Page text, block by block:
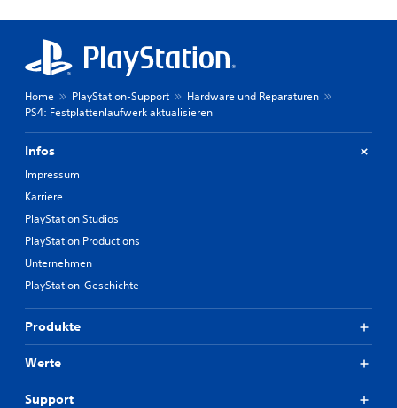
Home PlayStation-Support
Hardware und Reparaturen
PS4: Festplattenlaufwerk aktualisieren
Infos
Impressum
Karriere
PlayStation Studios
PlayStation Productions
Unternehmen
PlayStation-Geschichte
Produkte
Werte
Support